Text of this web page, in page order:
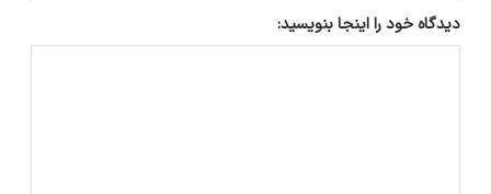
دیدگاه خود را اینجا بنویسید: